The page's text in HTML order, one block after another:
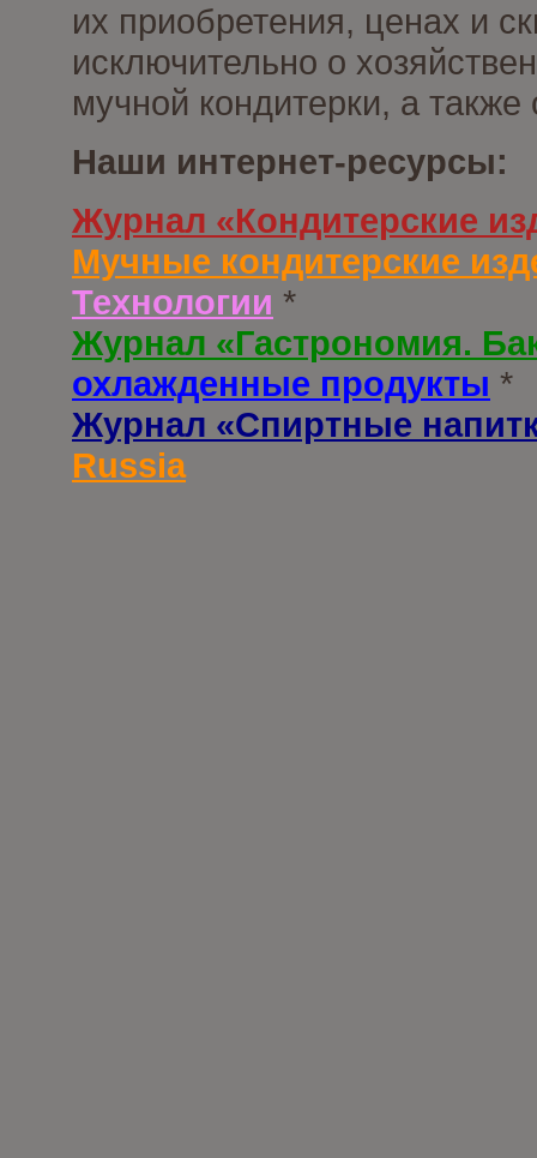
их приобретения, ценах и
исключительно о
мучной кондитерки, а
Наши интернет-ресурсы:
Журнал «Кондитерские
Мучные кондитерские
Технологии *
Журнал «Гастрономия.
охлажденные продукты *
Журнал «Спиртные
Russia